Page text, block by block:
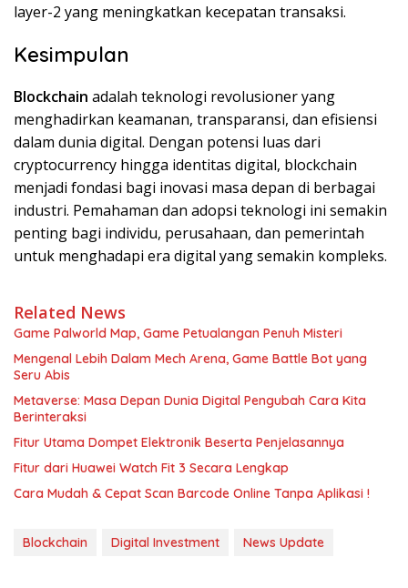
layer-2 yang meningkatkan kecepatan transaksi.
Kesimpulan
Blockchain adalah teknologi revolusioner yang
menghadirkan keamanan, transparansi, dan efisiensi
dalam dunia digital. Dengan potensi luas dari
cryptocurrency hingga identitas digital, blockchain
menjadi fondasi bagi inovasi masa depan di berbagai
industri. Pemahaman dan adopsi teknologi ini semakin
penting bagi individu, perusahaan, dan pemerintah
untuk menghadapi era digital yang semakin kompleks.
Related News
Game Palworld Map, Game Petualangan Penuh Misteri
Mengenal Lebih Dalam Mech Arena, Game Battle Bot yang
Seru Abis
Metaverse: Masa Depan Dunia Digital Pengubah Cara Kita
Berinteraksi
Fitur Utama Dompet Elektronik Beserta Penjelasannya
Fitur dari Huawei Watch Fit 3 Secara Lengkap
Cara Mudah & Cepat Scan Barcode Online Tanpa Aplikasi !
Blockchain Digital Investment News Update